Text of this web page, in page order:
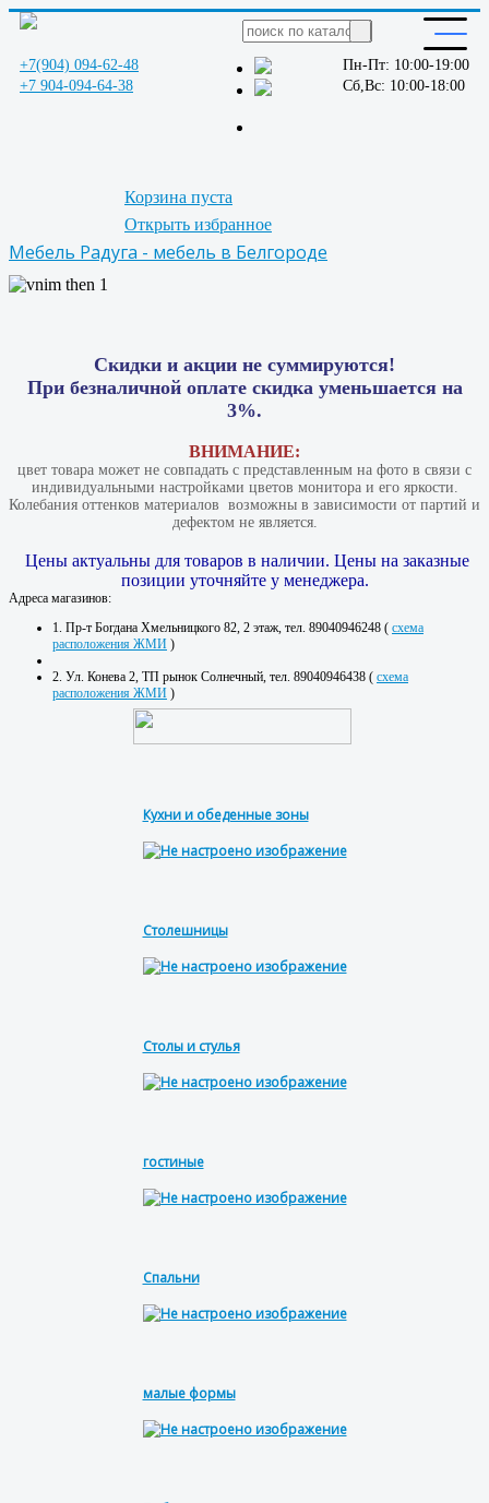
+7(904) 094-62-48
+7 904-094-64-38
Пн-Пт: 10:00-19:00
Сб,Вс: 10:00-18:00
Корзина пуста
Открыть избранное
Мебель Радуга - мебель в Белгороде
Скидки и акции не суммируются!
При безналичной оплате скидка уменьшается на
3%.
ВНИМАНИЕ:
цвет товара может не совпадать с представленным на фото в связи с
индивидуальными настройками цветов монитора и его яркости.
Колебания оттенков материалов​ ​ возможны в зависимости от партий и
дефектом не является.
Цены актуальны для товаров в наличии. Цены на заказные
позиции уточняйте у менеджера.
Адреса магазинов:
1. Пр-т Богдана Хмельницкого 82, 2 этаж, тел. 89040946248 ( схема
расположения ЖМИ )
2. Ул. Конева 2, ТП рынок Солнечный, тел. 89040946438 ( схема
расположения ЖМИ )
Кухни и обеденные зоны
Столешницы
Столы и стулья
гостиные
Спальни
малые формы